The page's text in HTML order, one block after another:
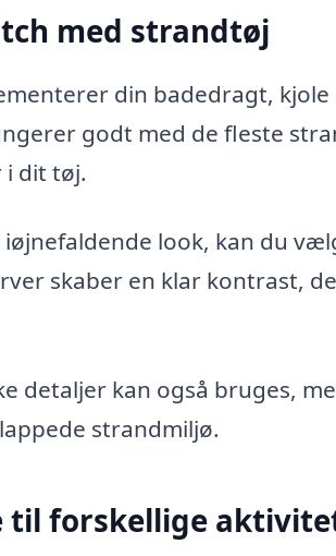
med strandtøj
din badedragt,
godt med de fleste
i dit tøj.
iøjnefaldende look, kan du
skaber en klar kontrast,
detaljer kan også bruges,
strandmiljø.
til forskellige